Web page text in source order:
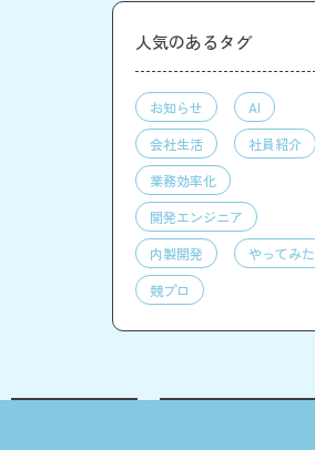
人気のあるタグ
お知らせ
AI
会社生活
社員紹介
業務効率化
開発エンジニア
内製開発
やってみた
競プロ